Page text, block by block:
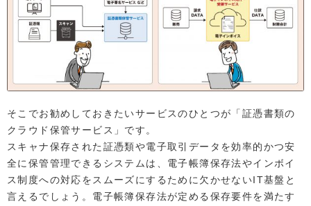
そこでお勧めしておきたいサービスのひとつが「証憑書類の
クラウド保管サービス」です。
スキャナ保存された証憑類や電子取引データを効率的かつ安
全に保管管理できるシステムは、電子帳簿保存法やインボイ
ス制度への対応をスムーズにするために欠かせないIT基盤と
言えるでしょう。電子帳簿保存法が定める保存要件を満たす